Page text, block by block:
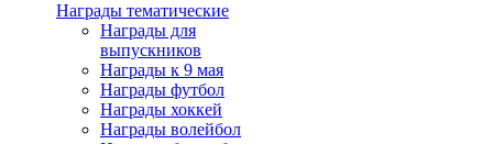
Награды тематические
Награды для
выпускников
Награды к 9 мая
Награды футбол
Награды хоккей
Награды волейбол